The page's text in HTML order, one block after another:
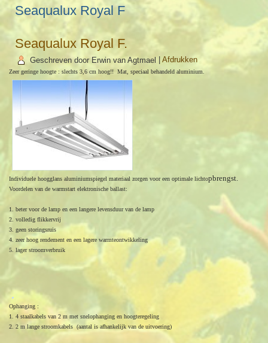
Seaqualux Royal F
Seaqualux Royal F.
Geschreven door Erwin van Agtmael |Afdrukken
Zeer geringe hoogte : slechts 3,6 cm hoog!! Mat, speciaal behandeld aluminium.
Individuele hoogglans aluminiumspiegel materiaal zorgen voor een optimalelichtopbrengst.
Voordelen van de warmstart elektronische ballast:
1.beter voor delamp en eenlangerelevensduur van delamp
2.volledig flikkervrij
3.geen storingsruis
4. zeer hoog rendement en eenlagere warmteontwikkeling
5.lager stroomverbruik
Ophanging :
1. 4 staalkabels van 2 m met snelophanging en hoogteregeling
2.2 mlange stroomkabels (aantal is afhankelijk van de uitvoering)